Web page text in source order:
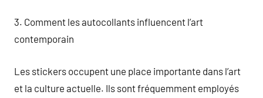
3. Comment les autocollants influencent l’art
contemporain
Les stickers occupent une place importante dans l’art
et la culture actuelle. Ils sont fréquemment employés